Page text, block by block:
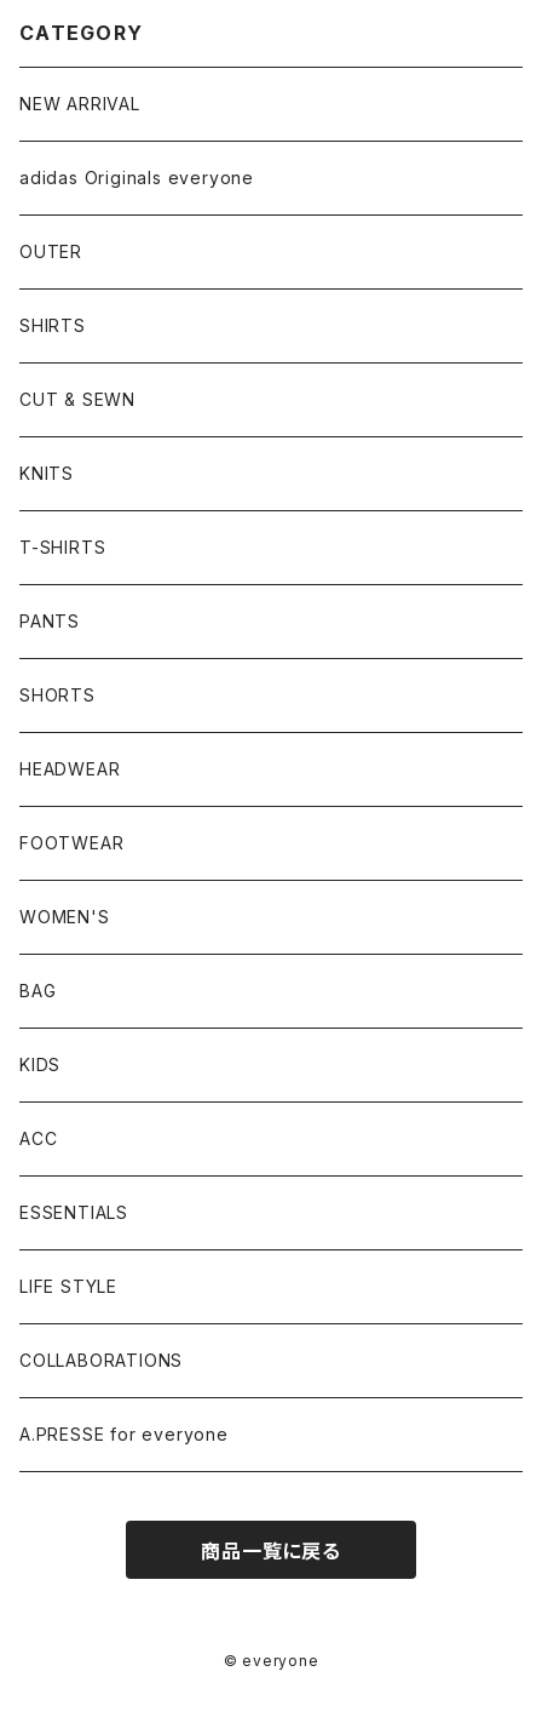
CATEGORY
NEW ARRIVAL
adidas Originals everyone
OUTER
SHIRTS
CUT & SEWN
KNITS
T-SHIRTS
PANTS
SHORTS
HEADWEAR
FOOTWEAR
WOMEN'S
BAG
KIDS
ACC
ESSENTIALS
LIFE STYLE
COLLABORATIONS
A.PRESSE for everyone
商品一覧に戻る
© everyone